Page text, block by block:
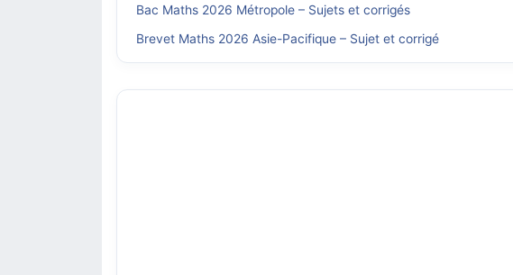
Bac Maths 2026 Métropole – Sujets et corrigés
Brevet Maths 2026 Asie-Pacifique – Sujet et corrigé